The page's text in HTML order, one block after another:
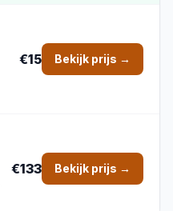
€15 Bekijk prijs →
€133 Bekijk prijs →